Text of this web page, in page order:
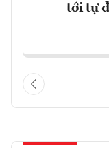
tới tự